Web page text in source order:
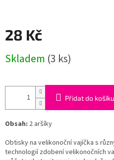
28 Kč
cena:
Skladem (3 ks)
Přidat do košíku
Obsah: 2 aršíky
Obtisky na velikonoční vajíčka s
technologií zdobení velikonočních